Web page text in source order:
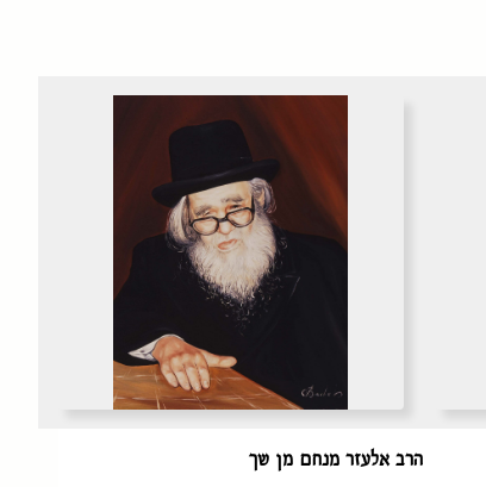
הרב אלעזר מנחם מן שך